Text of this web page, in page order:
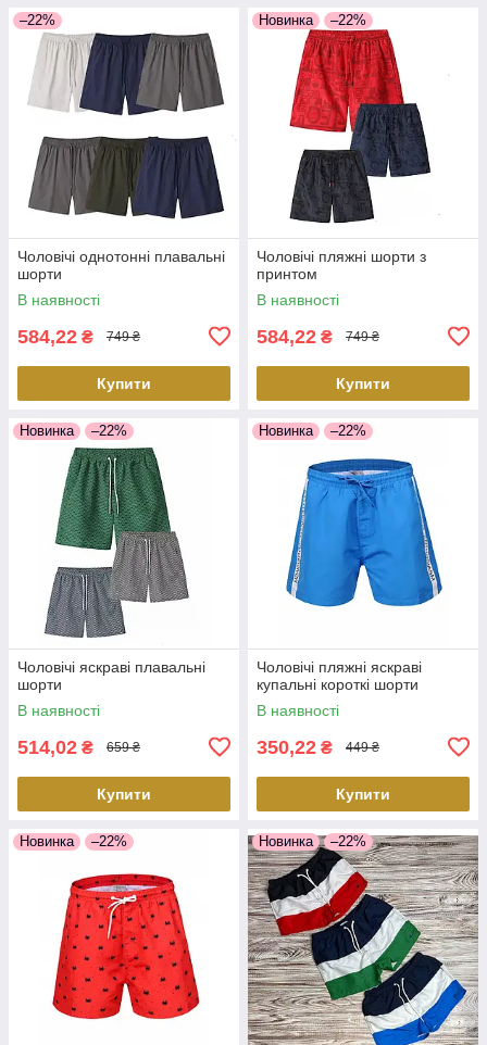
–22%
Чоловічі однотонні плавальні
шорти
В наявності
584,22 ₴ 749 ₴
Купити
Новинка –22%
Чоловічі пляжні шорти з
принтом
В наявності
584,22 ₴ 749 ₴
Купити
Новинка –22%
Чоловічі яскраві плавальні
шорти
В наявності
514,02 ₴ 659 ₴
Купити
Новинка –22%
Чоловічі пляжні яскраві
купальні короткі шорти
В наявності
350,22 ₴ 449 ₴
Купити
Новинка –22% Новинка –22%